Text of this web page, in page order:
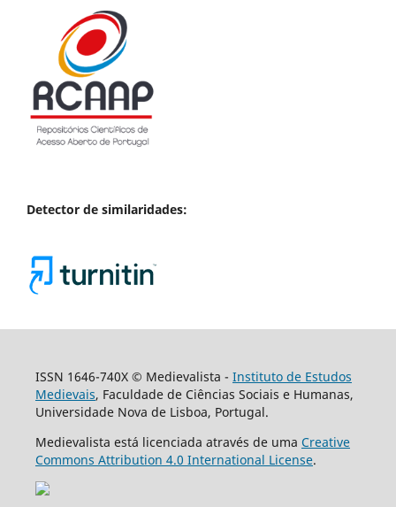
Detector de similaridades:
ISSN 1646-740X © Medievalista - Instituto de Estudos
Medievais, Faculdade de Ciências Sociais e Humanas,
Universidade Nova de Lisboa, Portugal.
Medievalista está licenciada através de uma Creative
Commons Attribution 4.0 International License.